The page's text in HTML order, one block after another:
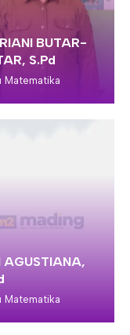
BUTAR-
S.Pd
Matematika
AGUSTIANA,
Matematika